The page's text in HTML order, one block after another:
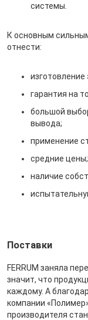
системы.
К основным
отнести:
гарантия на
большой
вывода;
применение
средние цены;
наличие
Поставки
FERRUM заняла
значит, что
каждому. А
компании
производителя